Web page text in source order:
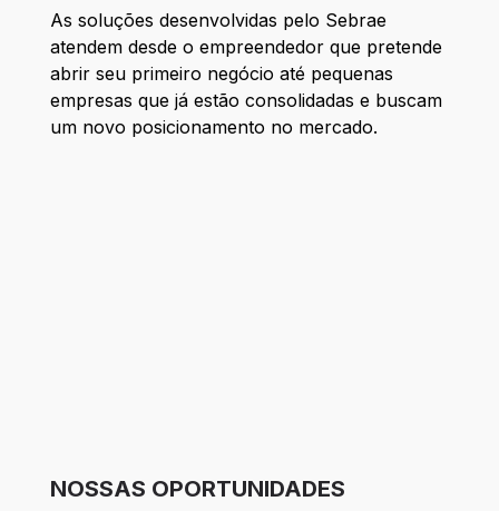
As soluções desenvolvidas pelo Sebrae
atendem desde o empreendedor que pretende
abrir seu primeiro negócio até pequenas
empresas que já estão consolidadas e buscam
um novo posicionamento no mercado.
NOSSAS OPORTUNIDADES